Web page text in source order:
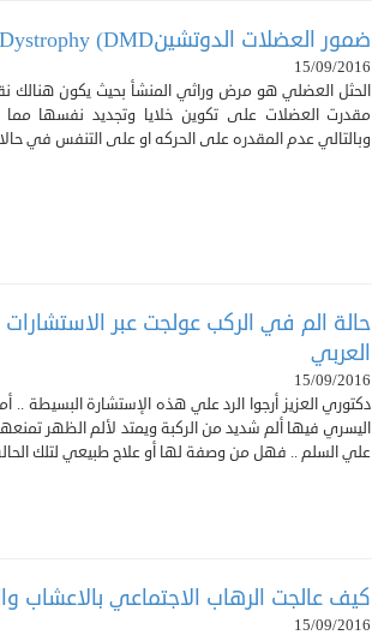
ضمور العضلات الدوتشينDuchenne Muscular Dystrophy (DMD
15/09/2016
الحثل العضلي هو مرض وراثي المنشأ بحيث يكون هنالك
مقدرت العضلات على تكوين خلايا وتجديد نفسها
وبالتالي عدم المقدره على الحركه او على التنفس في
حالة الم في الركب عولجت عبر
العربي
15/09/2016
اليسري فيها ألم شديد من الركبة ويمتد لألم الظهر
علي السلم .. فهل من وصفة لها أو علاج طبيعي لتلك
كيف عالجت الرهاب الاجتماعي بالاعشاب
15/09/2016